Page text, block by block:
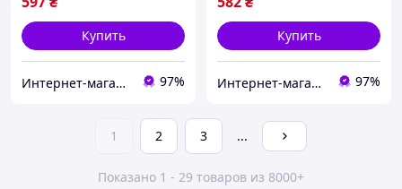
Купить
Интернет-магазин Soloveiko.com.ua - одежда и обувь для всей семьи, Украина 97%
Купить
Интернет-магазин Soloveiko.com.ua - одежда и обувь для всей семьи, Украина 97%
1 2 3 ...
Показано 1 - 29 товаров из 8000+